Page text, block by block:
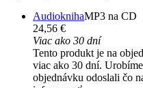
AudioknihaMP3 na CD
24,56 €
Viac ako 30 dní
Tento produkt je na
viac ako 30 dní.
objednávku odoslali čo